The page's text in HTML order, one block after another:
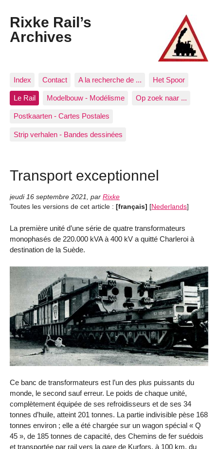
Rixke Rail’s
Archives
Index Contact A la recherche de ... Het Spoor
Le Rail Modelbouw - Modélisme Op zoek naar ...
Postkaarten - Cartes Postales
Strip verhalen - Bandes dessinées
Transport exceptionnel
jeudi 16 septembre 2021, par Rixke
Toutes les versions de cet article : [français] [Nederlands]
La première unité d’une série de quatre transformateurs
monophasés de 220.000 kVA à 400 kV a quitté Charleroi à
destination de la Suède.
Ce banc de transformateurs est l’un des plus puissants du
monde, le second sauf erreur. Le poids de chaque unité,
complètement équipée de ses refroidisseurs et de ses 34
tonnes d’huile, atteint 201 tonnes. La partie indivisible pèse 168
tonnes environ ; elle a été chargée sur un wagon spécial « Q
45 », de 185 tonnes de capacité, des Chemins de fer suédois
et transportée par rail vers la gare de Kurfors, à 100 km. du